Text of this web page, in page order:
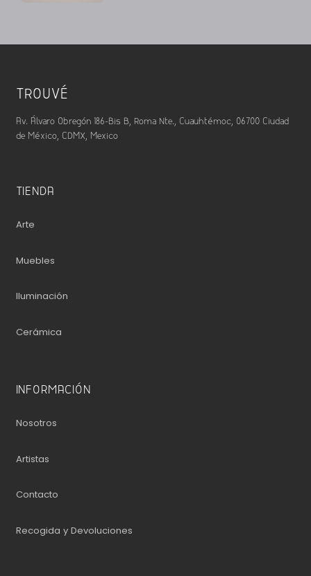
TROUVÉ
Av. Álvaro Obregón 186-Bis B, Roma Nte., Cuauhtémoc, 06700 Ciudad
de México, CDMX, Mexico
TIENDA
Arte
Muebles
Iluminación
Cerámica
INFORMACIÓN
Nosotros
Artistas
Contacto
Recogida y Devoluciones